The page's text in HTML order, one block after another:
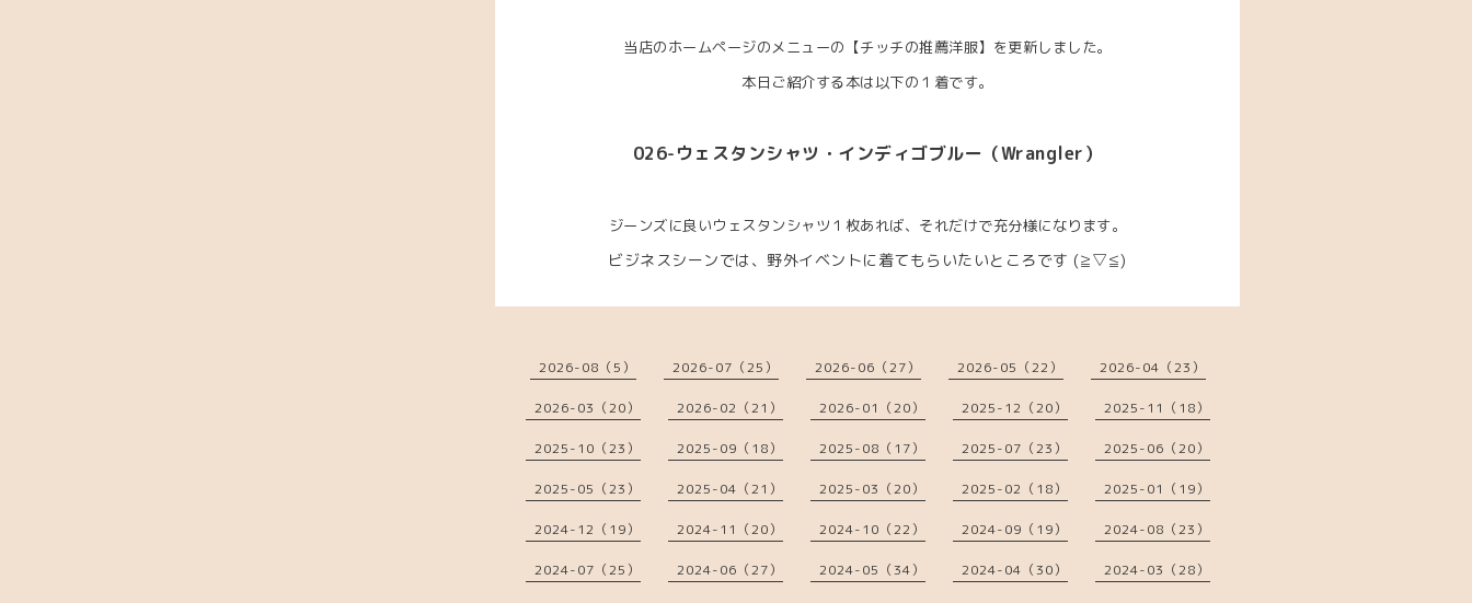
当店のホームページのメニューの【チッチの推薦洋服】を更新しました。
本日ご紹介する本は以下の１着です。
026-ウェスタンシャツ・インディゴブルー（Wrangler）
ジーンズに良いウェスタンシャツ１枚あれば、それだけで充分様になります。
ビジネスシーンでは、野外イベントに着てもらいたいところです (≧▽≦)
2026-08（5） 2026-07（25） 2026-06（27） 2026-05（22） 2026-04（23）
2026-03（20） 2026-02（21） 2026-01（20） 2025-12（20） 2025-11（18）
2025-10（23） 2025-09（18） 2025-08（17） 2025-07（23） 2025-06（20）
2025-05（23） 2025-04（21） 2025-03（20） 2025-02（18） 2025-01（19）
2024-12（19） 2024-11（20） 2024-10（22） 2024-09（19） 2024-08（23）
2024-07（25） 2024-06（27） 2024-05（34） 2024-04（30） 2024-03（28）